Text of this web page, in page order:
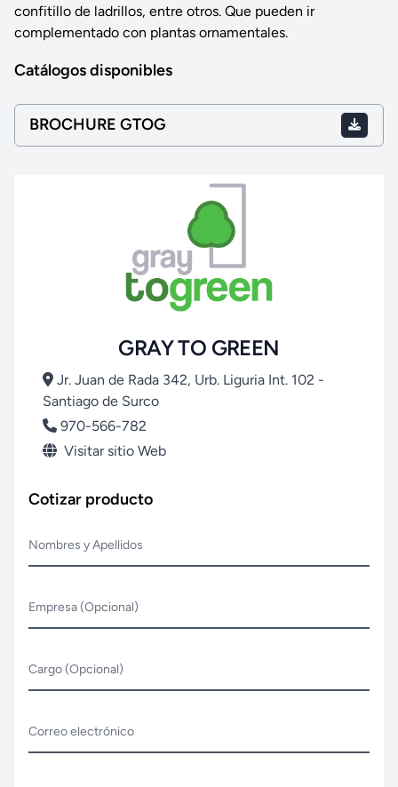
confitillo de ladrillos, entre otros. Que pueden ir
complementado con plantas ornamentales.
Catálogos disponibles
BROCHURE GTOG
GRAY TO GREEN
Jr. Juan de Rada 342, Urb. Liguria Int. 102 -
Santiago de Surco
970-566-782
Visitar sitio Web
Cotizar producto
Nombres y Apellidos
Empresa (Opcional)
Cargo (Opcional)
Correo electrónico